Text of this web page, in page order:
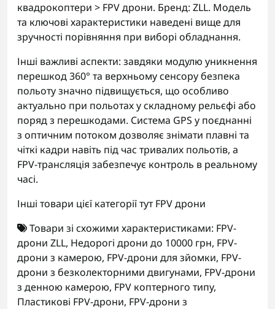
квадрокоптери > FPV дрони. Бренд: ZLL. Модель
та ключові характеристики наведені вище для
зручності порівняння при виборі обладнання.
Інші важливі аспекти: завдяки модулю уникнення
перешкод 360° та верхньому сенсору безпека
польоту значно підвищується, що особливо
актуально при польотах у складному рельєфі або
поряд з перешкодами. Система GPS у поєднанні
з оптичним потоком дозволяє знімати плавні та
чіткі кадри навіть під час тривалих польотів, а
FPV-трансляція забезпечує контроль в реальному
часі.
Інші товари цієї категорії тутFPV дрони
Товари зі схожими характеристиками: FPV-
дрони ZLL, Недорогі дрони до 10000 грн, FPV-
дрони з камерою, FPV-дрони для зйомки, FPV-
дрони з безколекторними двигунами, FPV-дрони
з денною камерою, FPV коптерного типу,
Пластикові FPV-дрони, FPV-дрони з